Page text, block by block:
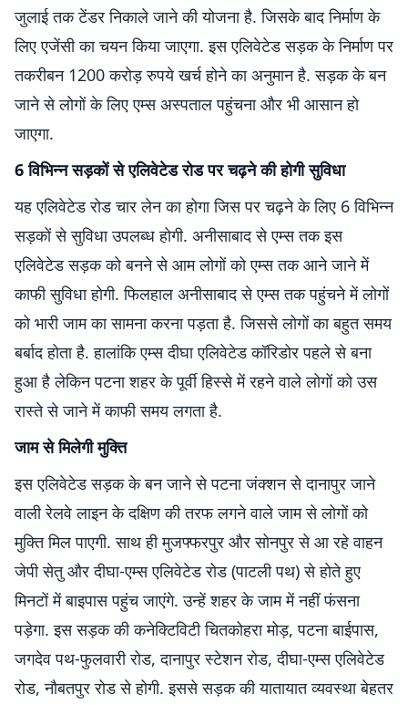
जुलाई तक टेंडर निकाले जाने की योजना है. जिसके बाद निर्माण के
लिए एजेंसी का चयन किया जाएगा. इस एलिवेटेड सड़क के निर्माण पर
तकरीबन 1200 करोड़ रुपये खर्च होने का अनुमान है. सड़क के बन
जाने से लोगों के लिए एम्स अस्पताल पहुंचना और भी आसान हो
जाएगा.
6 विभिन्न सड़कों से एलिवेटेड रोड पर चढ़ने की होगी सुविधा
यह एलिवेटेड रोड चार लेन का होगा जिस पर चढ़ने के लिए 6 विभिन्न
सड़कों से सुविधा उपलब्ध होगी. अनीसाबाद से एम्स तक इस
एलिवेटेड सड़क को बनने से आम लोगों को एम्स तक आने जाने में
काफी सुविधा होगी. फिलहाल अनीसाबाद से एम्स तक पहुंचने में लोगों
को भारी जाम का सामना करना पड़ता है. जिससे लोगों का बहुत समय
बर्बाद होता है. हालांकि एम्स दीघा एलिवेटेड कॉरिडोर पहले से बना
हुआ है लेकिन पटना शहर के पूर्वी हिस्से में रहने वाले लोगों को उस
रास्ते से जाने में काफी समय लगता है.
जाम से मिलेगी मुक्ति
इस एलिवेटेड सड़क के बन जाने से पटना जंक्शन से दानापुर जाने
वाली रेलवे लाइन के दक्षिण की तरफ लगने वाले जाम से लोगों को
मुक्ति मिल पाएगी. साथ ही मुजफ्फरपुर और सोनपुर से आ रहे वाहन
जेपी सेतु और दीघा-एम्स एलिवेटेड रोड (पाटली पथ) से होते हुए
मिनटों में बाइपास पहुंच जाएंगे. उन्हें शहर के जाम में नहीं फंसना
पड़ेगा. इस सड़क की कनेक्टिविटी चितकोहरा मोड़, पटना बाईपास,
जगदेव पथ-फुलवारी रोड, दानापुर स्टेशन रोड, दीघा-एम्स एलिवेटेड
रोड, नौबतपुर रोड से होगी. इससे सड़क की यातायात व्यवस्था बेहतर